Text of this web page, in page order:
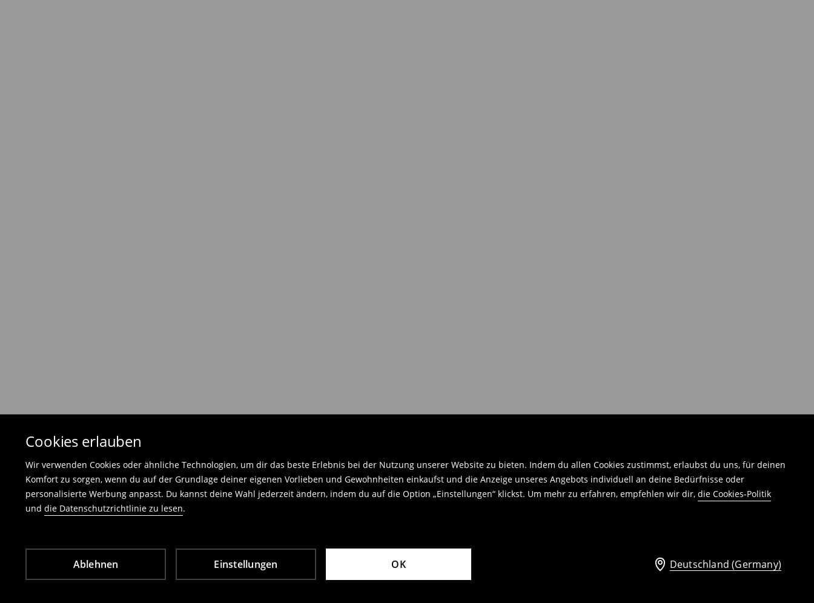
Cookies erlauben
Wir verwenden Cookies oder ähnliche Technologien, um dir das beste Erlebnis bei der Nutzung unserer Website zu bieten. Indem du allen Cookies zustimmst, erlaubst du uns, für deinen
Komfort zu sorgen, wenn du auf der Grundlage deiner eigenen Vorlieben und Gewohnheiten einkaufst und die Anzeige unseres Angebots individuell an deine Bedürfnisse oder
personalisierte Werbung anpasst. Du kannst deine Wahl jederzeit ändern, indem du auf die Option „Einstellungen“ klickst. Um mehr zu erfahren, empfehlen wir dir, die Cookies-Politik
und die Datenschutzrichtlinie zu lesen.
Ablehnen Einstellungen OK Deutschland (Germany)